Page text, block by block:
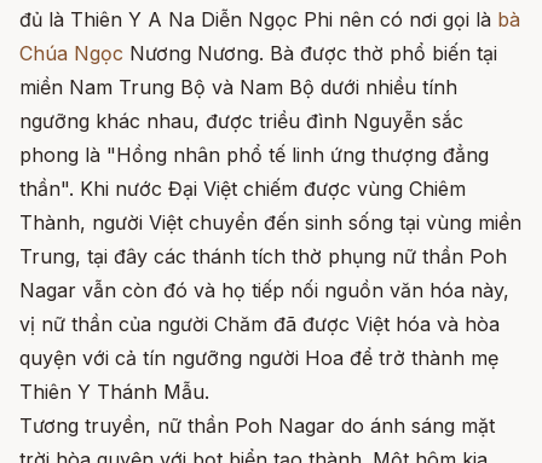
đủ là Thiên Y A Na Diễn Ngọc Phi nên có nơi gọi là bà
Chúa Ngọc Nương Nương. Bà được thờ phổ biến tại
miền Nam Trung Bộ và Nam Bộ dưới nhiều tính
ngưỡng khác nhau, được triều đình Nguyễn sắc
phong là "Hồng nhân phổ tế linh ứng thượng đẳng
thần". Khi nước Đại Việt chiếm được vùng Chiêm
Thành, người Việt chuyển đến sinh sống tại vùng miền
Trung, tại đây các thánh tích thờ phụng nữ thần Poh
Nagar vẫn còn đó và họ tiếp nối nguồn văn hóa này,
vị nữ thần của người Chăm đã được Việt hóa và hòa
quyện với cả tín ngưỡng người Hoa để trở thành mẹ
Thiên Y Thánh Mẫu.
Tương truyền, nữ thần Poh Nagar do ánh sáng mặt